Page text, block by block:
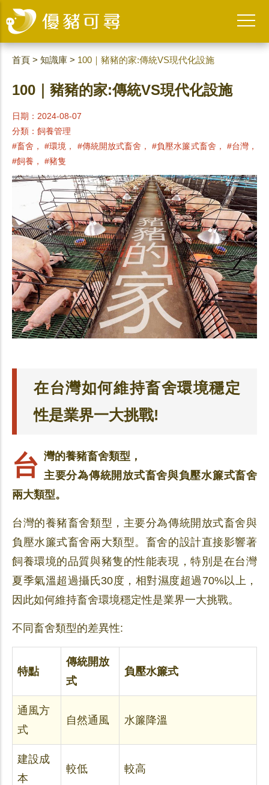
首頁 > 知識庫 > 100｜豬豬的家:傳統VS現代化設施
100｜豬豬的家:傳統VS現代化設施
日期：2024-08-07
分類： 飼養管理
#畜舍， #環境， #傳統開放式畜舍， #負壓水簾式畜舍， #台灣，
#飼養， #豬隻
在台灣如何維持畜舍環境穩定
性是業界一大挑戰!
台灣的養豬畜舍類型，
主要分為傳統開放式畜舍與負壓水簾式畜舍
兩大類型。
台灣的養豬畜舍類型，主要分為傳統開放式畜舍與
負壓水簾式畜舍兩大類型。畜舍的設計直接影響著
飼養環境的品質與豬隻的性能表現，特別是在台灣
夏季氣溫超過攝氏30度，相對濕度超過70%以上，
因此如何維持畜舍環境穩定性是業界一大挑戰。
不同畜舍類型的差異性:
特點
傳統開放
式
負壓水簾式
通風方
式
自然通風 水簾降溫
建設成
本
較低 較高